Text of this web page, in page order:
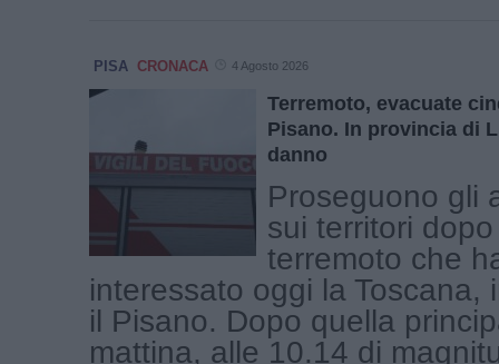
PISA CRONACA 4 Agosto 2026
Terremoto, evacuate
Pisano. In provincia di
danno
Proseguono gli
sui territori
terremoto che
interessato oggi la Toscana,
il Pisano. Dopo quella
mattina, alle 10.14 di